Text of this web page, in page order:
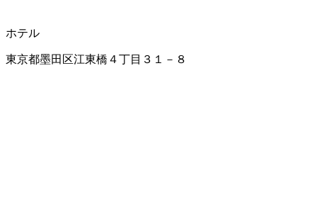
ホテル
東京都墨田区江東橋４丁目３１－８